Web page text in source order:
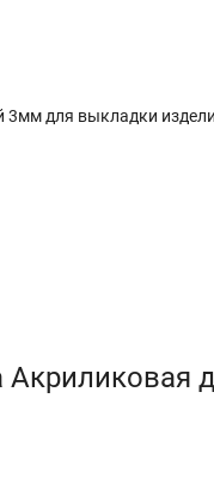
для выкладки